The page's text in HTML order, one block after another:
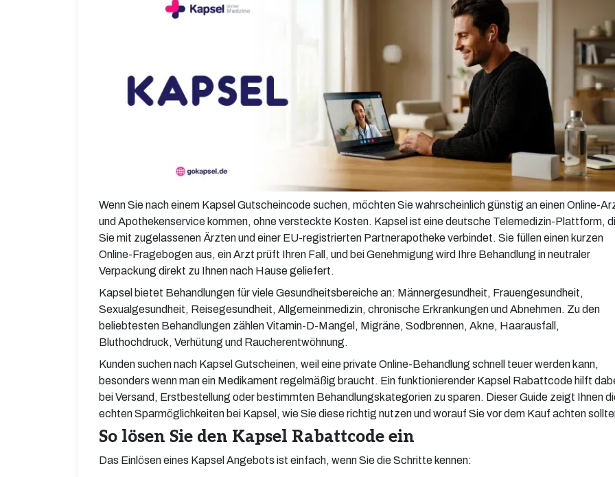
Wenn Sie nach einem Kapsel Gutscheincode suchen, möchten Sie wahrscheinlich günstig an einen Online-
und Apothekenservice kommen, ohne versteckte Kosten. Kapsel ist eine deutsche Telemedizin-Plattform,
Sie mit zugelassenen Ärzten und einer EU-registrierten Partnerapotheke verbindet. Sie füllen einen kurzen
Online-Fragebogen aus, ein Arzt prüft Ihren Fall, und bei Genehmigung wird Ihre Behandlung in neutraler
Verpackung direkt zu Ihnen nach Hause geliefert.
Kapsel bietet Behandlungen für viele Gesundheitsbereiche an: Männergesundheit, Frauengesundheit,
Sexualgesundheit, Reisegesundheit, Allgemeinmedizin, chronische Erkrankungen und Abnehmen. Zu den
beliebtesten Behandlungen zählen Vitamin-D-Mangel, Migräne, Sodbrennen, Akne, Haarausfall,
Bluthochdruck, Verhütung und Raucherentwöhnung.
Kunden suchen nach Kapsel Gutscheinen, weil eine private Online-Behandlung schnell teuer werden kann,
besonders wenn man ein Medikament regelmäßig braucht. Ein funktionierender Kapsel Rabattcode hilft
bei Versand, Erstbestellung oder bestimmten Behandlungskategorien zu sparen. Dieser Guide zeigt Ihnen
echten Sparmöglichkeiten bei Kapsel, wie Sie diese richtig nutzen und worauf Sie vor dem Kauf achten
So lösen Sie den Kapsel Rabattcode ein
Das Einlösen eines Kapsel Angebots ist einfach, wenn Sie die Schritte kennen: